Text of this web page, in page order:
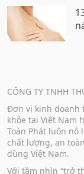
CÔNG TY TNHH
Đơn vị kinh doanh
khỏe tại Việt Nam
Toàn Phát luôn nỗ
chất lượng, an
dùng Việt Nam.
Với tầm nhìn “trở